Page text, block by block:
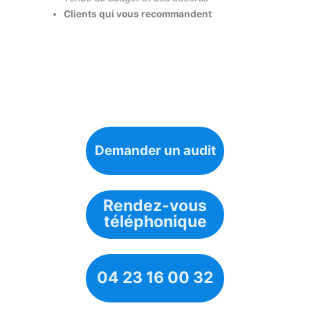
Clients qui vous recommandent
Demander un audit
Rendez-vous
téléphonique
04 23 16 00 32